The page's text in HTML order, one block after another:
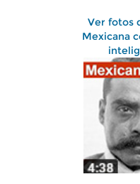
Ver fotos
Mexicana